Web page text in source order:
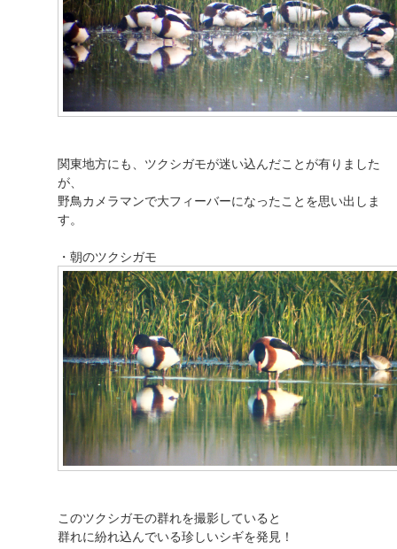
関東地方にも、ツクシガモが迷い込んだことが有りました
が、
野鳥カメラマンで大フィーバーになったことを思い出しま
す。
・朝のツクシガモ
このツクシガモの群れを撮影していると
群れに紛れ込んでいる珍しいシギを発見！